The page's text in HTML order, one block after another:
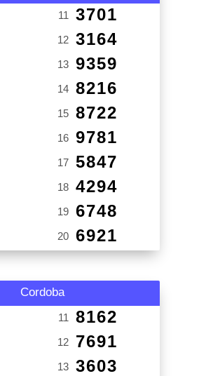
11 3701
12 3164
13 9359
14 8216
15 8722
16 9781
17 5847
18 4294
19 6748
20 6921
Cordoba
11 8162
12 7691
13 3603